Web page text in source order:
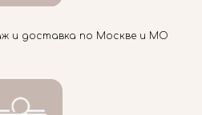
и доставка по Москве и МО